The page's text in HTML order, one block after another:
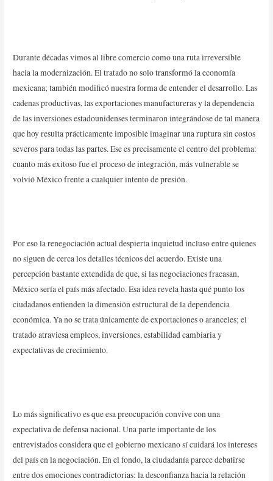
Durante décadas vimos al libre comercio como una ruta irreversible
hacia la modernización. El tratado no solo transformó la economía
mexicana; también modificó nuestra forma de entender el desarrollo. Las
cadenas productivas, las exportaciones manufactureras y la dependencia
de las inversiones estadounidenses terminaron integrándose de tal manera
que hoy resulta prácticamente imposible imaginar una ruptura sin costos
severos para todas las partes. Ese es precisamente el centro del problema:
cuanto más exitoso fue el proceso de integración, más vulnerable se
volvió México frente a cualquier intento de presión.
Por eso la renegociación actual despierta inquietud incluso entre quienes
no siguen de cerca los detalles técnicos del acuerdo. Existe una
percepción bastante extendida de que, si las negociaciones fracasan,
México sería el país más afectado. Esa idea revela hasta qué punto los
ciudadanos entienden la dimensión estructural de la dependencia
económica. Ya no se trata únicamente de exportaciones o aranceles; el
tratado atraviesa empleos, inversiones, estabilidad cambiaria y
expectativas de crecimiento.
Lo más significativo es que esa preocupación convive con una
expectativa de defensa nacional. Una parte importante de los
entrevistados considera que el gobierno mexicano sí cuidará los intereses
del país en la negociación. En el fondo, la ciudadanía parece debatirse
entre dos emociones contradictorias: la desconfianza hacia la relación